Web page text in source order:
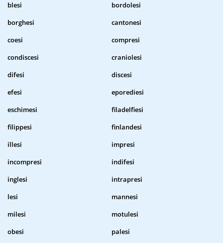
blesi
bordolesi
borghesi
cantonesi
coesi
compresi
condiscesi
craniolesi
difesi
discesi
efesi
eporediesi
eschimesi
filadelfiesi
filippesi
finlandesi
illesi
impresi
incompresi
indifesi
inglesi
intrapresi
lesi
mannesi
milesi
motulesi
obesi
palesi